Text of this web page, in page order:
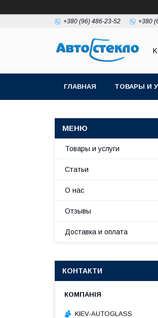
+380 (96) 486-23-52 +380
ГЛАВНАЯ ТОВАРЫ И
Товары и услуги
Статьи
О нас
Отзывы
Доставка и оплата
КОНТАКТИ
KIEV-AUTOGLASS